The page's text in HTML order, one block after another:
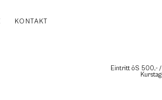
KONTAKT
Eintritt öS 500,- /
Kurstag